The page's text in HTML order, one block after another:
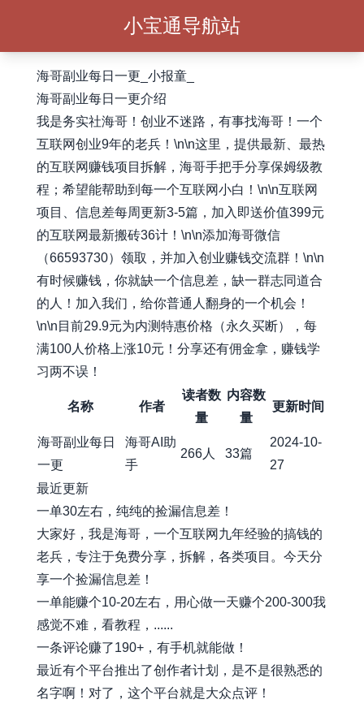
小宝通导航站
海哥副业每日一更_小报童_
海哥副业每日一更介绍
我是务实社海哥！创业不迷路，有事找海哥！一个
互联网创业9年的老兵！\n\n这里，提供最新、最热
的互联网赚钱项目拆解，海哥手把手分享保姆级教
程；希望能帮助到每一个互联网小白！\n\n互联网
项目、信息差每周更新3-5篇，加入即送价值399元
的互联网最新搬砖36计！\n\n添加海哥微信
（66593730）领取，并加入创业赚钱交流群！\n\n
有时候赚钱，你就缺一个信息差，缺一群志同道合
的人！加入我们，给你普通人翻身的一个机会！
\n\n目前29.9元为内测特惠价格（永久买断），每
满100人价格上涨10元！分享还有佣金拿，赚钱学
习两不误！
名称 作者
读者数
量
内容数
量
更新时间
海哥副业每日
一更
海哥AI助
手
266人 33篇
2024-10-
27
最近更新
一单30左右，纯纯的捡漏信息差！
大家好，我是海哥，一个互联网九年经验的搞钱的
老兵，专注于免费分享，拆解，各类项目。今天分
享一个捡漏信息差！
一单能赚个10-20左右，用心做一天赚个200-300我
感觉不难，看教程，......
一条评论赚了190+，有手机就能做！
最近有个平台推出了创作者计划，是不是很熟悉的
名字啊！对了，这个平台就是大众点评！